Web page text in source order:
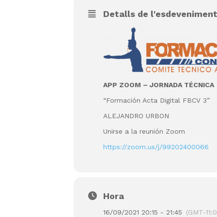
Detalls de l'esdeveniment
APP ZOOM – JORNADA TÉCNICA
“Formación Acta Digital FBCV 3”
ALEJANDRO URBON
Unirse a la reunión Zoom
https://zoom.us/j/99202400066
Hora
16/09/2021 20:15 - 21:45 (GMT-